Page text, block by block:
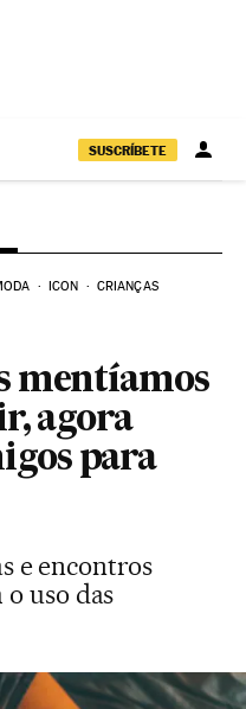
SUSCRÍBETE
ICON CRIANÇAS
mentíamos
agora
para
e encontros
uso das